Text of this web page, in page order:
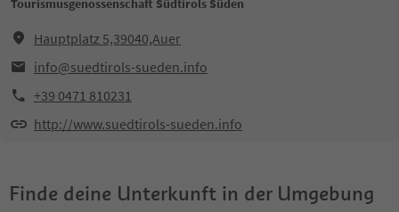
Tourismusgenossenschaft Südtirols Süden
Hauptplatz 5,39040,Auer
info@suedtirols-sueden.info
+39 0471 810231
http://www.suedtirols-sueden.info
Finde deine Unterkunft in der Umgebung